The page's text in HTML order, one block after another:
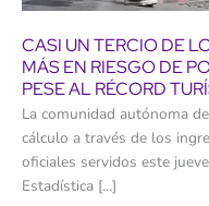
CASI UN TERCIO DE
MÁS EN RIESGO DE
PESE AL RÉCORD
La comunidad autónoma
cálculo a través de los
oficiales servidos este
Estadística […]